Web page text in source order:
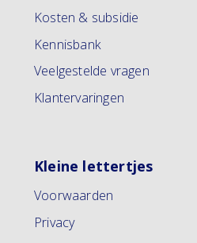
Kosten & subsidie
Kennisbank
Veelgestelde vragen
Klantervaringen
Kleine lettertjes
Voorwaarden
Privacy